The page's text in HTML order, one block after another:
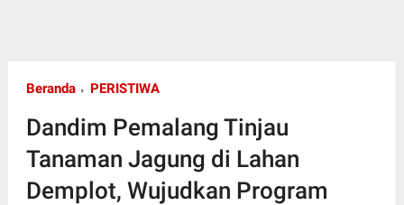
Beranda PERISTIWA
Dandim Pemalang Tinjau
Tanaman Jagung di Lahan
Demplot, Wujudkan Program